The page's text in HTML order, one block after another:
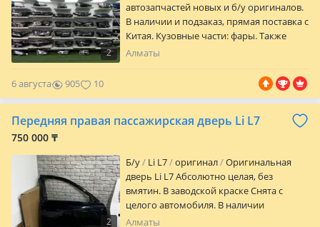
2
автозапчастей новых и б/у оригиналов.
В наличии и подзаказ, прямая поставка с
Китая. Кузовные части: фары. Также
имеются детали по кузову.
Алматы
6 августа 905 10
Передняя правая пассажирская дверь Li L7
750 000 ₸
2
Б/y Li L7 оригинал
Оригинальная
дверь Li L7 Абсолютно целая, без
вмятин. В заводской краске Снята с
целого автомобиля. В наличии
Алматы